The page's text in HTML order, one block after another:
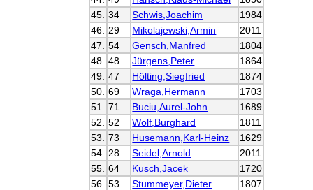
45. 34 Schwis,Joachim
1984
46.
29 Mikolajewski,Armin
2011
47.
54 Gensch,Manfred
1804
48. 48 Jürgens,Peter
1864
49. 47 Hölting,Siegfried
1874
50. 69 Wraga,Hermann
1703
51.
71 Buciu,Aurel-John
1689
52.
52 Wolf,Burghard
1811
53.
73 Husemann,Karl-Heinz
1629
54.
28 Seidel,Arnold
2011
55. 64 Kusch,Jacek
1720
56. 53 Stummeyer,Dieter
1807